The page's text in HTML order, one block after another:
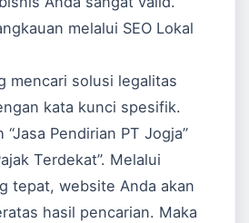
melalui SEO Lokal
mencari solusi legalitas
kata kunci spesifik.
Pendirian PT Jogja”
Terdekat”. Melalui
tepat, website Anda akan
hasil pencarian. Maka